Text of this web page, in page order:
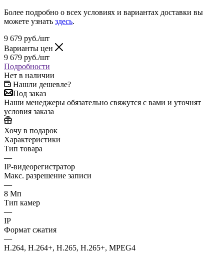
Более подробно о всех условиях и вариантах доставки вы
можете узнать здесь.
9 679 руб./шт
Варианты цен
9 679 руб./шт
Подробности
Нет в наличии
Нашли дешевле?
Под заказ
Наши менеджеры обязательно свяжутся с вами и уточнят
условия заказа
Хочу в подарок
Характеристики
Тип товара
—
IP-видеорегистратор
Макс. разрешение записи
—
8 Мп
Тип камер
—
IP
Формат сжатия
—
H.264, H.264+, H.265, H.265+, MPEG4